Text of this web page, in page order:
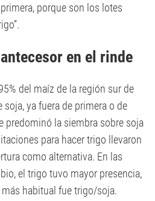
porque son los lotes
en el rinde
del maíz de la región sur de
soja, ya fuera de primera o de
predominó la siembra sobre soja
para hacer trigo llevaron
como alternativa. En las
el trigo tuvo mayor presencia,
habitual fue trigo/soja.